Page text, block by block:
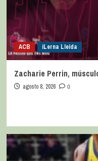
ACB iLerna Lleida
Zacharie Perrin,
agosto 8, 2026 0